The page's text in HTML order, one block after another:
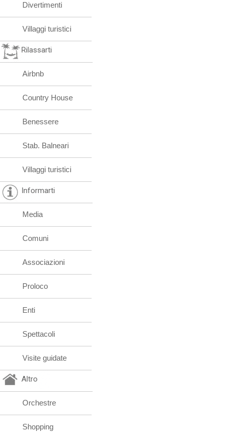
Divertimenti
Villaggi turistici
Rilassarti
Airbnb
Country House
Benessere
Stab. Balneari
Villaggi turistici
Informarti
Media
Comuni
Associazioni
Proloco
Enti
Spettacoli
Visite guidate
Altro
Orchestre
Shopping